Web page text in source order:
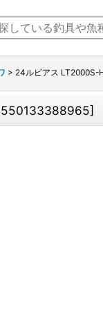
> 24ルビアス LT2000S-
]